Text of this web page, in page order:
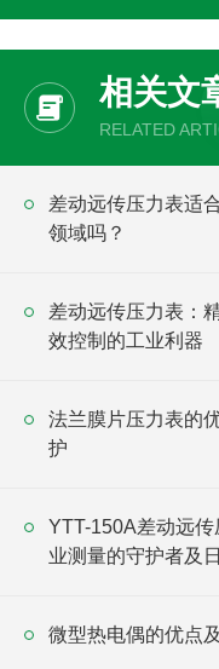
相关文
RELATED
差动远传压力表适
领域吗？
差动远传压力表：
效控制的工业利器
法兰膜片压力表的
护
YTT-150A差动远传
业测量的守护者及
微型热电偶的优点